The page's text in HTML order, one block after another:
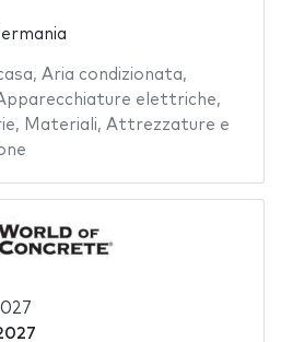
, Aria condizionata,
elettriche,
, Materiali, Attrezzature e